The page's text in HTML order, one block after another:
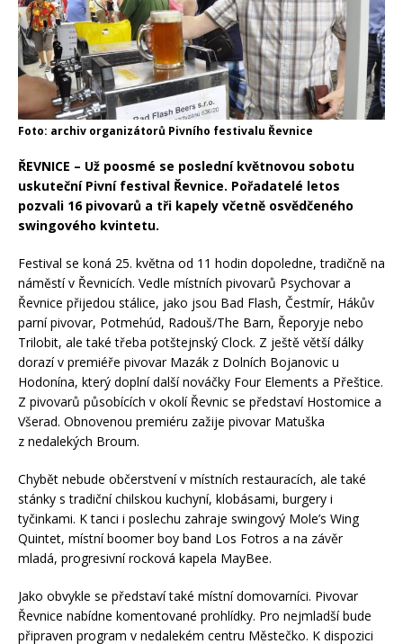
Foto: archiv organizátorů Pivního festivalu Řevnice
ŘEVNICE – Už poosmé se poslední květnovou sobotu
uskuteční Pivní festival Řevnice. Pořadatelé letos
pozvali 16 pivovarů a tři kapely včetně osvědčeného
swingového kvintetu.
Festival se koná 25. května od 11 hodin dopoledne, tradičně na
náměstí v Řevnicích. Vedle místních pivovarů Psychovar a
Řevnice přijedou stálice, jako jsou Bad Flash, Čestmír, Hákův
parní pivovar, Potmehúd, Radouš/The Barn, Řeporyje nebo
Trilobit, ale také třeba potštejnský Clock. Z ještě větší dálky
dorazí v premiéře pivovar Mazák z Dolních Bojanovic u
Hodonína, který doplní další nováčky Four Elements a Přeštice.
Z pivovarů působících v okolí Řevnic se představí Hostomice a
Všerad. Obnovenou premiéru zažije pivovar Matuška
z nedalekých Broum.
Chybět nebude občerstvení v místních restauracích, ale také
stánky s tradiční chilskou kuchyní, klobásami, burgery i
tyčinkami. K tanci i poslechu zahraje swingový Mole’s Wing
Quintet, místní boomer boy band Los Fotros a na závěr
mladá, progresivní rocková kapela MayBee.
Jako obvykle se představí také místní domovarníci. Pivovar
Řevnice nabídne komentované prohlídky. Pro nejmladší bude
připraven program v nedalekém centru Městečko. K dispozici